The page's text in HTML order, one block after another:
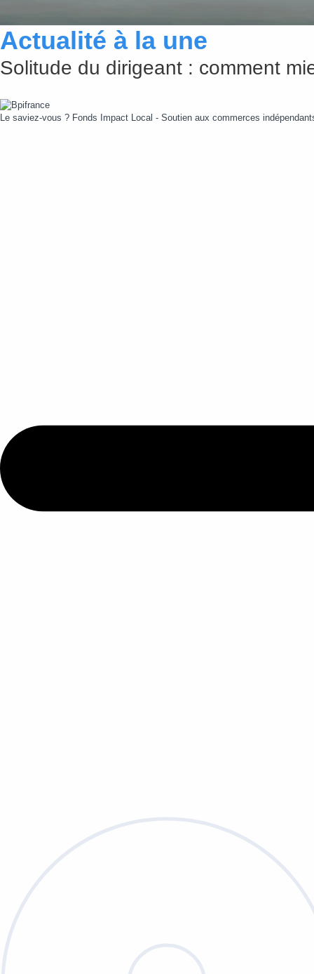
Actualité à la une
Solitude du dirigeant : comment
Le saviez-vous ? Fonds Impact Local - Soutien aux commerces